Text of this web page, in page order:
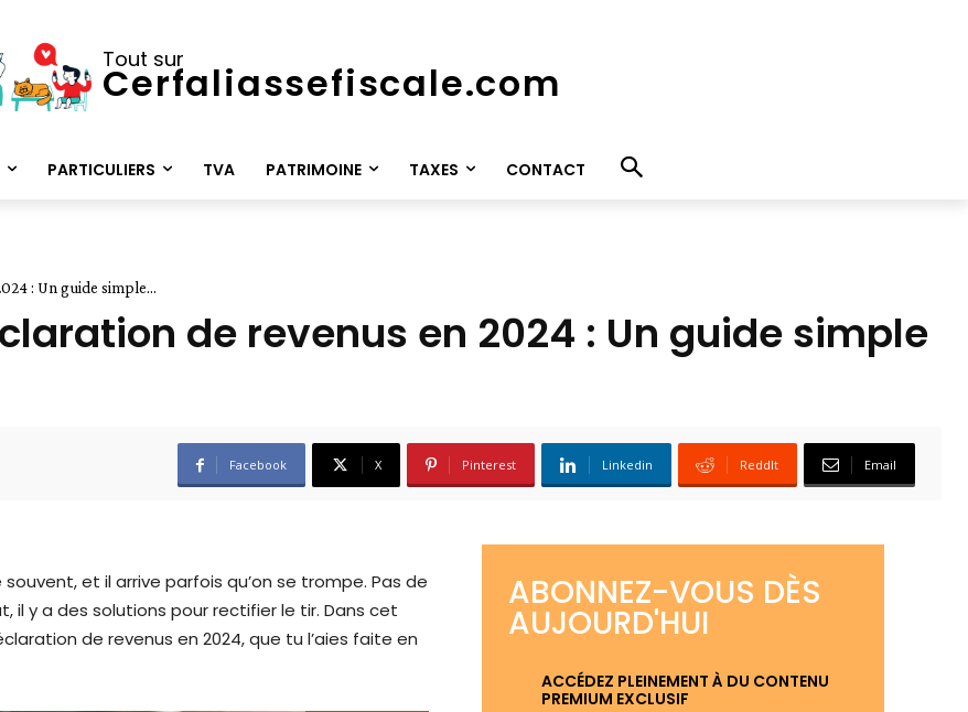
Tout sur
Cerfaliassefiscale.com
PARTICULIERS TVA PATRIMOINE TAXES CONTACT
: Un guide simple...
de revenus en 2024 : Un guide simple
Facebook X Pinterest Linkedin ReddIt Email
et il arrive parfois qu’on se trompe. Pas de
il y a des solutions pour rectifier le tir. Dans cet
de revenus en 2024, que tu l’aies faite en
ABONNEZ-VOUS DÈS
AUJOURD'HUI
ACCÉDEZ PLEINEMENT À DU CONTENU
PREMIUM EXCLUSIF